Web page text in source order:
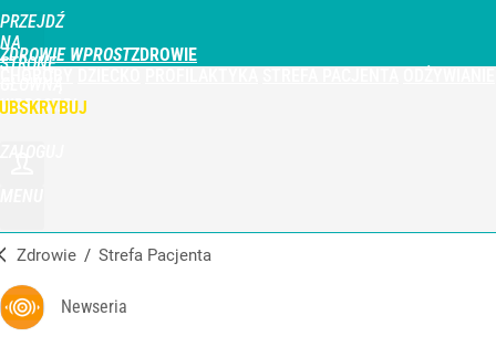
PRZEJDŹ
NA
STRONĘ
WPROST.PL
ZDROWIE WPROST
Zdrowie / Strefa Pacjenta
Newseria